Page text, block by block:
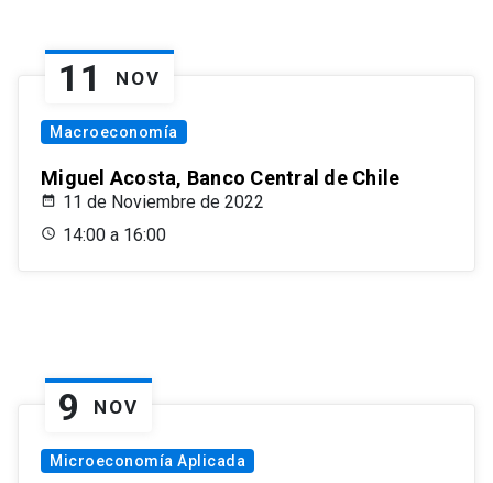
11 NOV
Macroeconomía
Miguel Acosta, Banco Central de Chile
11 de Noviembre de 2022
14:00 a 16:00
9 NOV
Microeconomía Aplicada